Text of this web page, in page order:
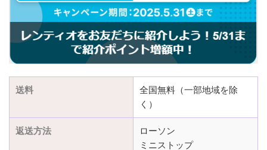
送料
全国無料（一部地域を除
く）
返送方法
ローソン
ミニストップ